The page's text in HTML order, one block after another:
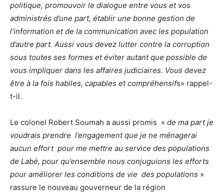
politique, promouvoir le dialogue entre vous et vos
administrés d’une part, établir une bonne gestion de
l’information et de la communication avec les population
d’autre part. Aussi vous devez lutter contre la corruption
sous toutes ses formes et éviter autant que possible de
vous impliquer dans les affaires judiciaires. Vous devez
être à la fois habiles, capables et compréhensifs» rappel-
t-il.
Le colonel Robert Soumah a aussi promis « de ma part je
voudrais prendre l’engagement que je ne ménagerai
aucun effort pour me mettre au service des populations
de Labé, pour qu’ensemble nous conjuguions les efforts
pour améliorer les conditions de vie des populations »
rassure le nouveau gouverneur de la région